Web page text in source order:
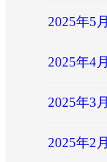
2025年5月
2025年4月
2025年3月
2025年2月